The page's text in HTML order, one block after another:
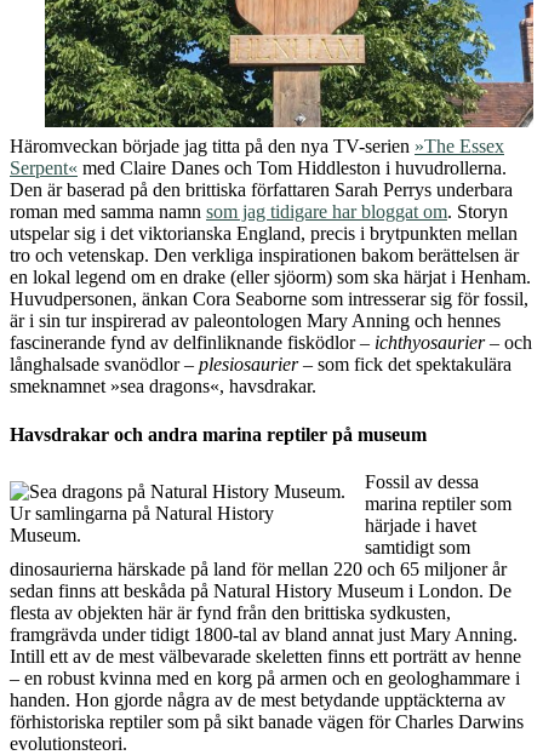
Häromveckan började jag titta på den nya TV-serien »The Essex
Serpent« med Claire Danes och Tom Hiddleston i huvudrollerna.
Den är baserad på den brittiska författaren Sarah Perrys underbara
roman med samma namn som jag tidigare har bloggat om. Storyn
utspelar sig i det viktorianska England, precis i brytpunkten mellan
tro och vetenskap. Den verkliga inspirationen bakom berättelsen är
en lokal legend om en drake (eller sjöorm) som ska härjat i Henham.
Huvudpersonen, änkan Cora Seaborne som intresserar sig för fossil,
är i sin tur inspirerad av paleontologen Mary Anning och hennes
fascinerande fynd av delfinliknande fisködlor – ichthyosaurier– och
långhalsade svanödlor – plesiosaurier– som fick det spektakulära
smeknamnet »sea dragons«, havsdrakar.
Havsdrakar och andra marina reptiler på museum
Ur samlingarna på Natural History
Museum.
Fossil av dessa
marina reptiler som
härjade i havet
samtidigt som
dinosaurierna härskade på land för mellan 220 och 65 miljoner år
sedan finns att beskåda på Natural History Museum i London. De
flesta av objekten här är fynd från den brittiska sydkusten,
framgrävda under tidigt 1800-tal av bland annat just Mary Anning.
Intill ett av de mest välbevarade skeletten finns ett porträtt av henne
– en robust kvinna med en korg på armen och en geologhammare i
handen. Hon gjorde några av de mest betydande upptäckterna av
förhistoriska reptiler som på sikt banade vägen för Charles Darwins
evolutionsteori.